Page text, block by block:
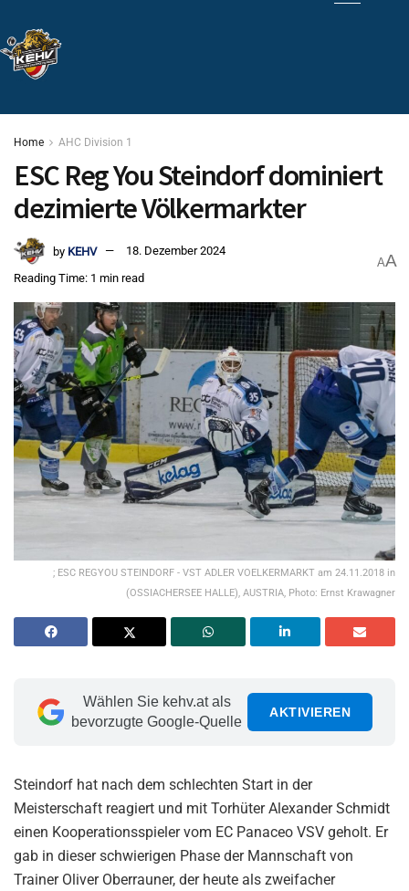
Home AHC Division 1
ESC Reg You Steindorf dominiert
dezimierte Völkermarkter
by KEHV
18. Dezember 2024
Reading Time: 1 min read
AA
; ESC REGYOU STEINDORF - VST ADLER VOELKERMARKT am 24.11.2018 in
(OSSIACHERSEE HALLE), AUSTRIA, Photo: Ernst Krawagner
Wählen Sie kehv.at als
bevorzugte Google-Quelle
AKTIVIEREN
Steindorf hat nach dem schlechten Start in der
Meisterschaft reagiert und mit Torhüter Alexander Schmidt
einen Kooperationsspieler vom EC Panaceo VSV geholt. Er
gab in dieser schwierigen Phase der Mannschaft von
Trainer Oliver Oberrauner, der heute als zweifacher